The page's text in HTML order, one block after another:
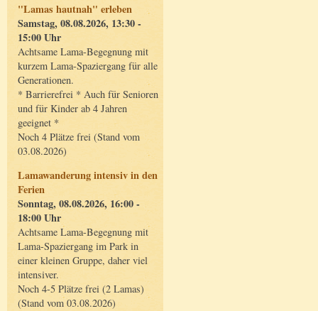
"Lamas hautnah" erleben
Samstag, 08.08.2026, 13:30 -
15:00 Uhr
Achtsame Lama-Begegnung mit
kurzem Lama-Spaziergang für alle
Generationen.
* Barrierefrei * Auch für Senioren
und für Kinder ab 4 Jahren
geeignet *
Noch 4 Plätze frei (Stand vom
03.08.2026)
Lamawanderung intensiv in den
Ferien
Sonntag, 08.08.2026, 16:00 -
18:00 Uhr
Achtsame Lama-Begegnung mit
Lama-Spaziergang im Park in
einer kleinen Gruppe, daher viel
intensiver.
Noch 4-5 Plätze frei (2 Lamas)
(Stand vom 03.08.2026)